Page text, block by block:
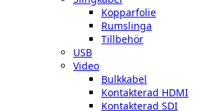
Kopparfolie
Rumslinga
Tillbehör
USB
Video
Bulkkabel
Kontakterad HDMI
Kontakterad SDI